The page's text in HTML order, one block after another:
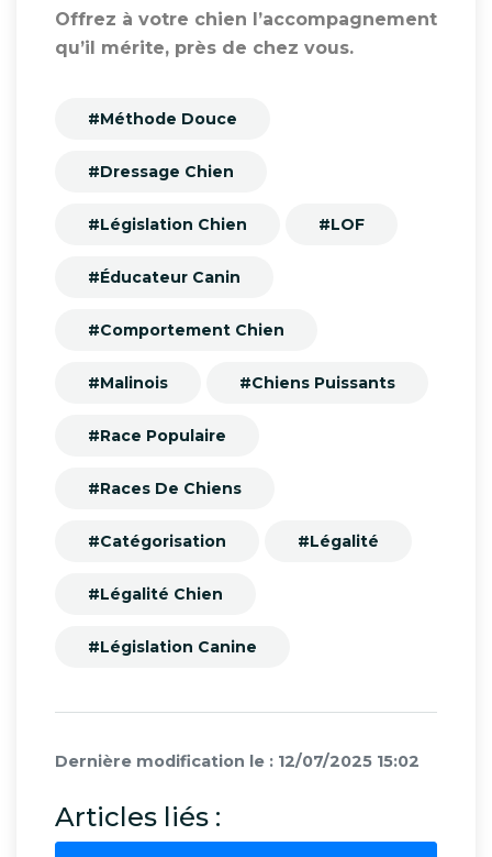
Offrez à votre chien l’accompagnement
qu’il mérite, près de chez vous.
#Méthode Douce
#Dressage Chien
#Législation Chien #LOF
#Éducateur Canin
#Comportement Chien
#Malinois #Chiens Puissants
#Race Populaire
#Races De Chiens
#Catégorisation #Légalité
#Légalité Chien
#Législation Canine
Dernière modification le : 12/07/2025 15:02
Articles liés :